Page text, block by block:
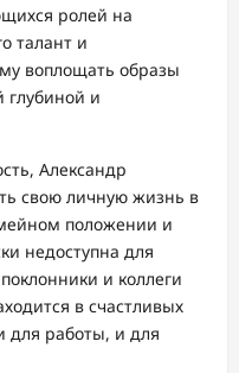
ролей на
талант и
воплощать образы
глубиной и
Александр
свою личную жизнь в
положении и
недоступна для
и коллеги
в счастливых
для работы, и для